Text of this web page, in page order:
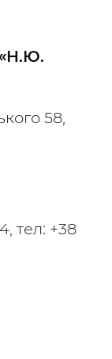
«Н.Ю.
58,
тел: +38